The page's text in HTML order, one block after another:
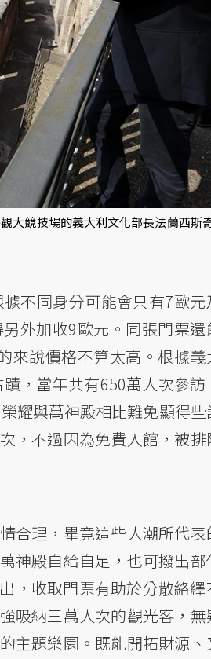
大競技場的義大利文化部長法蘭西斯
不同身分可能會只有7歐元
外加收9歐元。同張門票還
來說價格不算太高。根據義
，當年共有650萬人次參訪
耀與萬神殿相比難免顯得些
，不過因為免費入館，被排
合理，畢竟這些人潮所代表
神殿自給自足，也可撥出部
，收取門票有助於分散絡繹
吸納三萬人次的觀光客，無
主題樂園。既能開拓財源、